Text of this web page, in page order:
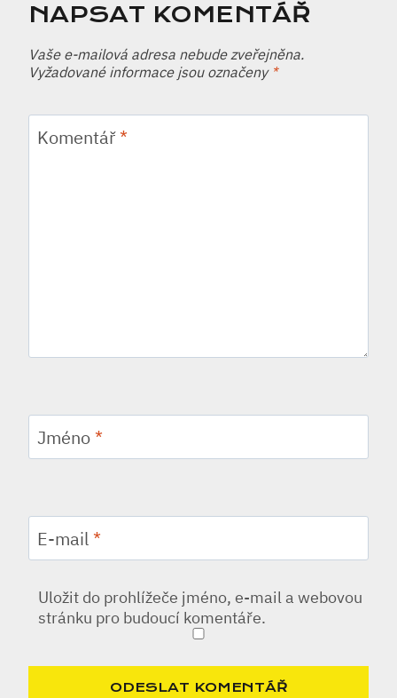
NAPSAT KOMENTÁŘ
Vaše e-mailová adresa nebude zveřejněna.
Vyžadované informace jsou označeny *
Komentář*
Jméno *
E-mail *
Uložit do prohlížeče jméno, e-mail a webovou
stránku pro budoucí komentáře.